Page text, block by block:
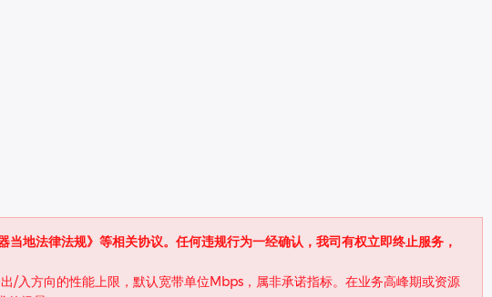
地法律法规》等相关协议。任何违规行为一经确认，我司有权立即终止服务，
/入方向的性能上限，默认宽带单位Mbps，属非承诺指标。在业务高峰期或资源